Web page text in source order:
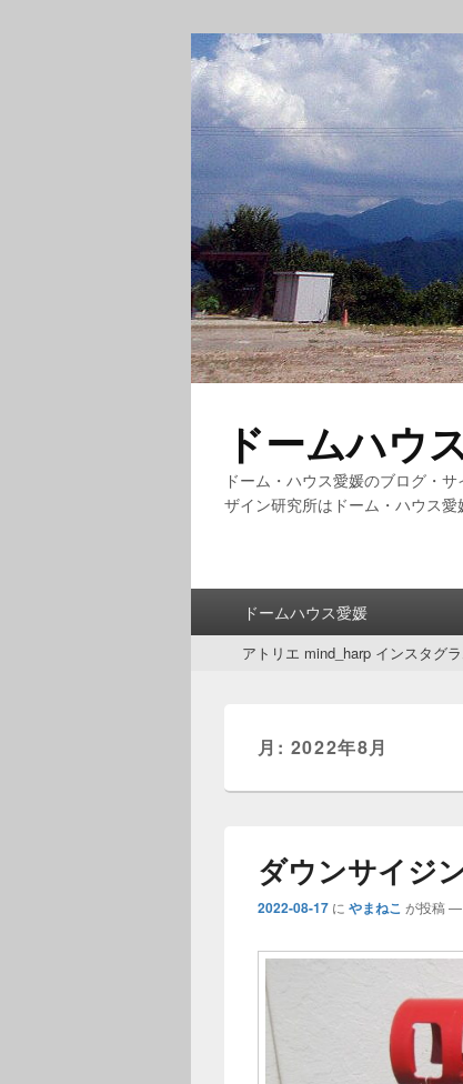
ドームハウ
ドーム・ハウス愛媛のブログ・
ザイン研究所はドーム・ハウス愛
ドームハウス愛媛
アトリエ mind_harp インスタグ
月: 2022年8月
ダウンサイジ
2022-08-17 に やまねこ が投稿 —